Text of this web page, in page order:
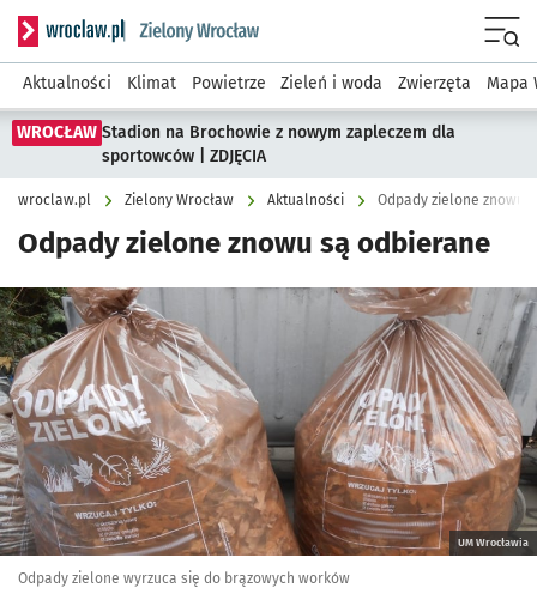
Serwis informacyjny wroclaw.pl podserwis: Środowisko we
Aktualności Klimat Powietrze Zieleń i woda Zwierzęta Mapa
WROCŁAW Stadion na Brochowie z nowym zapleczem dla
sportowców | ZDJĘCIA
wroclaw.pl Zielony Wrocław Aktualności Odpady zielone znowu
Odpady zielone znowu są odbierane
Kliknij, aby powiększyć
UM Wrocławia
Odpady zielone wyrzuca się do brązowych worków